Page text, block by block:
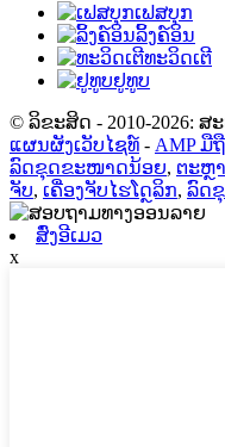
ເຟສບຸກ
ລິ້ງຄ໌ອິນ
ທະວິດເຕີ
ຢູທູບ
© ລິຂະສິດ - 2010-2026:
ແຜນຜັງເວັບໄຊທ໌ - AMP ມືຖື
ລົດຂຸດຂະໜາດນ້ອຍ, ຕະຫຼ
ຈັບ, ເຄື່ອງຈັບໄຮໂດຼລິກ, ລົດ
ສົ່ງອີເມວ
x